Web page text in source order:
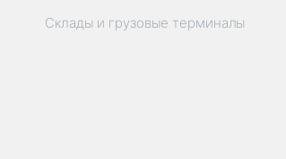
Склады и грузовые терминалы